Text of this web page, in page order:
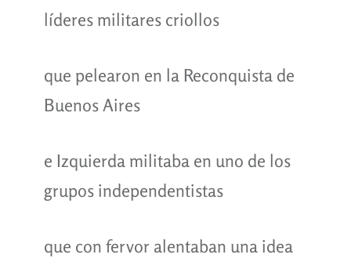
líderes militares criollos
que pelearon en la Reconquista de
Buenos Aires
e Izquierda militaba en uno de los
grupos independentistas
que con fervor alentaban una idea